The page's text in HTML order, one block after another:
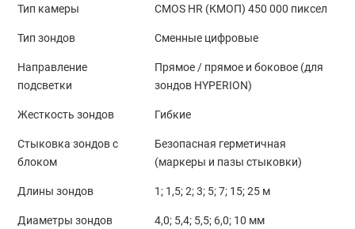
Тип камеры CMOS HR (КМОП) 450 000 пиксел
Тип зондов Сменные цифровые
Направление
подсветки
Прямое / прямое и боковое (для
зондов HYPERION)
Жесткость зондов Гибкие
Стыковка зондов с
блоком
Безопасная герметичная
(маркеры и пазы стыковки)
Длины зондов 1; 1,5; 2; 3; 5; 7; 15; 25 м
Диаметры зондов 4,0; 5,4; 5,5; 6,0; 10 мм